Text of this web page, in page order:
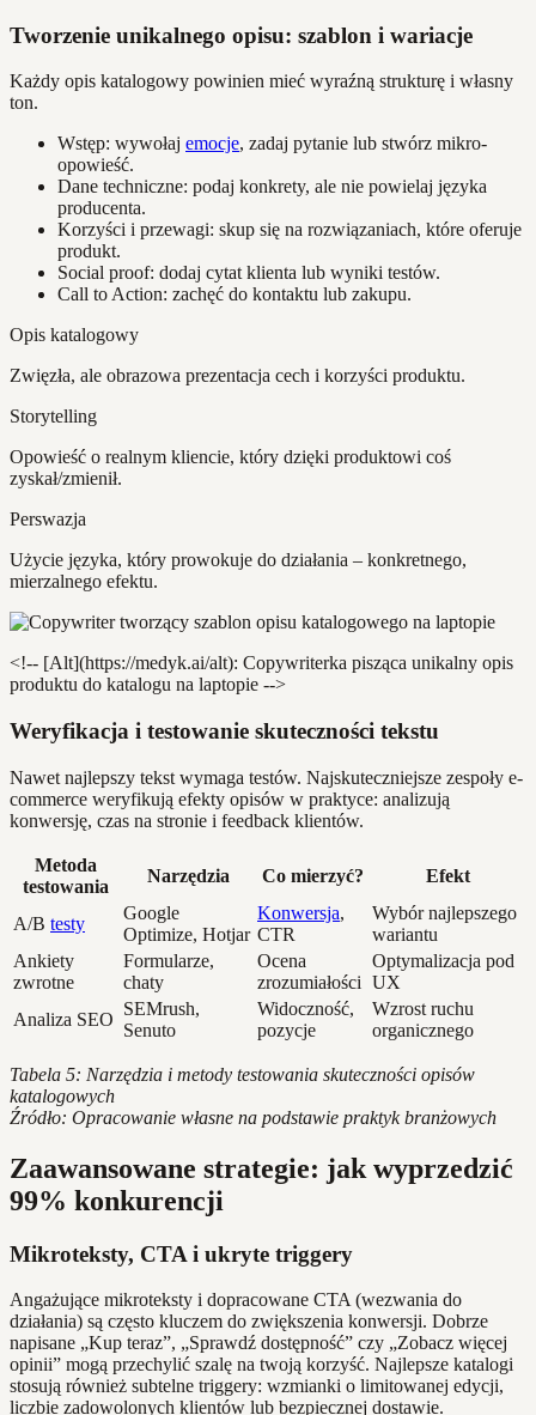
Tworzenie unikalnego opisu: szablon i wariacje
Każdy opis katalogowy powinien mieć wyraźną strukturę i własny
ton.
Wstęp: wywołaj emocje, zadaj pytanie lub stwórz mikro-
opowieść.
Dane techniczne: podaj konkrety, ale nie powielaj języka
producenta.
Korzyści i przewagi: skup się na rozwiązaniach, które oferuje
produkt.
Social proof: dodaj cytat klienta lub wyniki testów.
Call to Action: zachęć do kontaktu lub zakupu.
Opis katalogowy
Zwięzła, ale obrazowa prezentacja cech i korzyści produktu.
Storytelling
Opowieść o realnym kliencie, który dzięki produktowi coś
zyskał/zmienił.
Perswazja
Użycie języka, który prowokuje do działania – konkretnego,
mierzalnego efektu.
<!-- [Alt](https://medyk.ai/alt): Copywriterka pisząca unikalny opis
produktu do katalogu na laptopie -->
Weryfikacja i testowanie skuteczności tekstu
Nawet najlepszy tekst wymaga testów. Najskuteczniejsze zespoły e-
commerce weryfikują efekty opisów w praktyce: analizują
konwersję, czas na stronie i feedback klientów.
Metoda
testowania
Narzędzia Co mierzyć? Efekt
A/B testy
Google
Optimize, Hotjar
Konwersja,
CTR
Wybór najlepszego
wariantu
Ankiety
zwrotne
Formularze,
chaty
Ocena
zrozumiałości
Optymalizacja pod
UX
Analiza SEO
SEMrush,
Senuto
Widoczność,
pozycje
Wzrost ruchu
organicznego
Tabela 5: Narzędzia i metody testowania skuteczności opisów
katalogowych
Źródło: Opracowanie własne na podstawie praktyk branżowych
Zaawansowane strategie: jak wyprzedzić
99% konkurencji
Mikroteksty, CTA i ukryte triggery
Angażujące mikroteksty i dopracowane CTA (wezwania do
działania) są często kluczem do zwiększenia konwersji. Dobrze
napisane „Kup teraz”, „Sprawdź dostępność” czy „Zobacz więcej
opinii” mogą przechylić szalę na twoją korzyść. Najlepsze katalogi
stosują również subtelne triggery: wzmianki o limitowanej edycji,
liczbie zadowolonych klientów lub bezpiecznej dostawie.